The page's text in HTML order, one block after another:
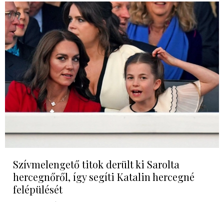
Szívmelengető titok derült ki Sarolta
hercegnőről, így segíti Katalin hercegné
felépülését